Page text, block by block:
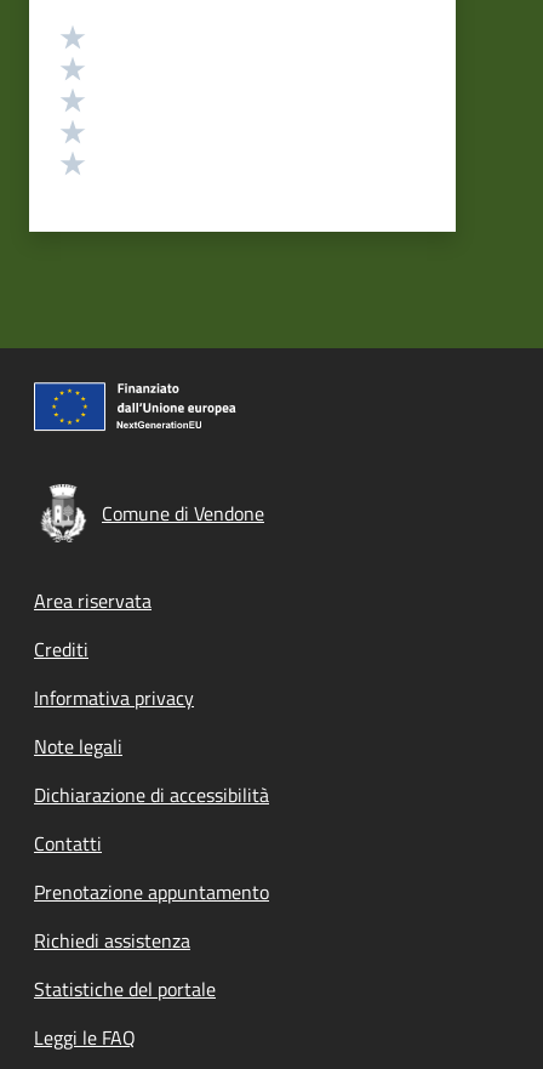
Valutazione
Comune di Vendone
Footer menu
Area riservata
Crediti
Informativa privacy
Note legali
Dichiarazione di accessibilità
Contatti
Prenotazione appuntamento
Richiedi assistenza
Statistiche del portale
Leggi le FAQ